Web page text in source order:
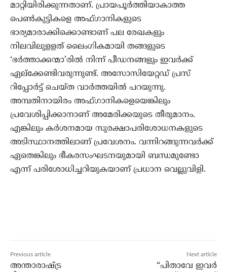
മാറ്റിയിരിക്കുന്നതാണ്. പ്രായപൂര്‍ത്തിയാകാത്ത
പെണ്‍കുട്ടികളെ അഫ്ഗാനികളുടെ
ഭാര്യമാരാക്കിക്കൊണ്ടാണ് പല രേഖകളും
നിലവിലുളളത് ലൈംഗികമായി തങ്ങളുടെ
‘ഭര്‍ത്താക്കന്മാ’രില്‍ നിന്ന് പീഡനങ്ങളും ഇവര്‍ക്ക്
ഏല്‌ക്കേണ്ടിവരുന്നുണ്ട്. അസോസിയേറ്റഡ് പ്രസ്
റിപ്പോര്‍ട്ട് ചെയ്ത വാര്‍ത്തയില്‍ പറയുന്നു.
അമ്പതിനായിരം അഫ്ഗാനികളെയെങ്കിലും
പ്രവേശിപ്പിക്കാനാണ് അമേരിക്കയുടെ തീരുമാനം.
എങ്കിലും കര്‍ശനമായ സുരക്ഷാപരിശോധനകളുടെ
അടിസ്ഥാനത്തിലാണ് പ്രവേശനം. വന്നിറങ്ങുന്നവര്‍ക്ക്
ഏതെങ്കിലും ഭീകരസംഘടനയുമായി ബന്ധമുണ്ടോ
എന്ന് പരിശോധിച്ചറിയുകയാണ് പ്രധാന വെല്ലുവിളി.
Previous article
അന്താരാഷ്ട്ര
Next article
“പിതാവേ ഇവര്‍